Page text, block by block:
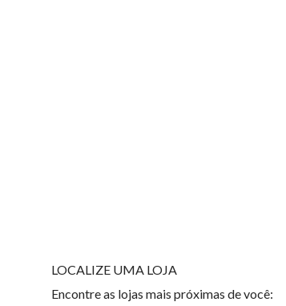
LOCALIZE UMA LOJA
Encontre as lojas mais próximas de você: